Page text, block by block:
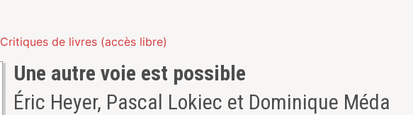
Critiques de livres (accès libre)
Une autre voie est possible
Éric Heyer, Pascal Lokiec et Dominique Méda